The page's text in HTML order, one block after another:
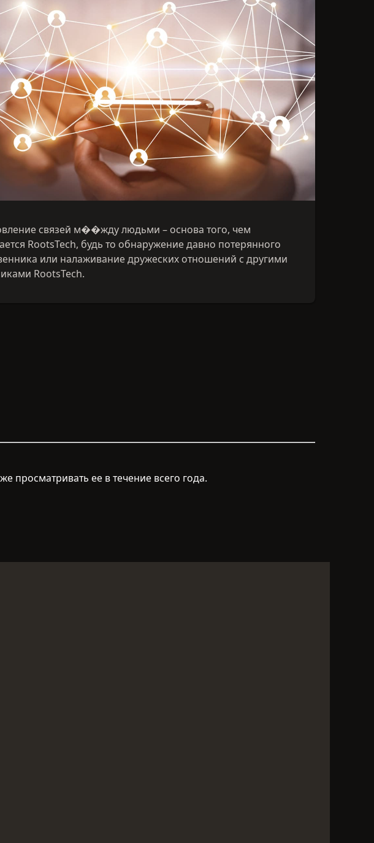
связей м��жду людьми – основа того, чем
RootsTech, будь то обнаружение давно потерянного
или налаживание дружеских отношений с другими
RootsTech.
просматривать ее в течение всего года.